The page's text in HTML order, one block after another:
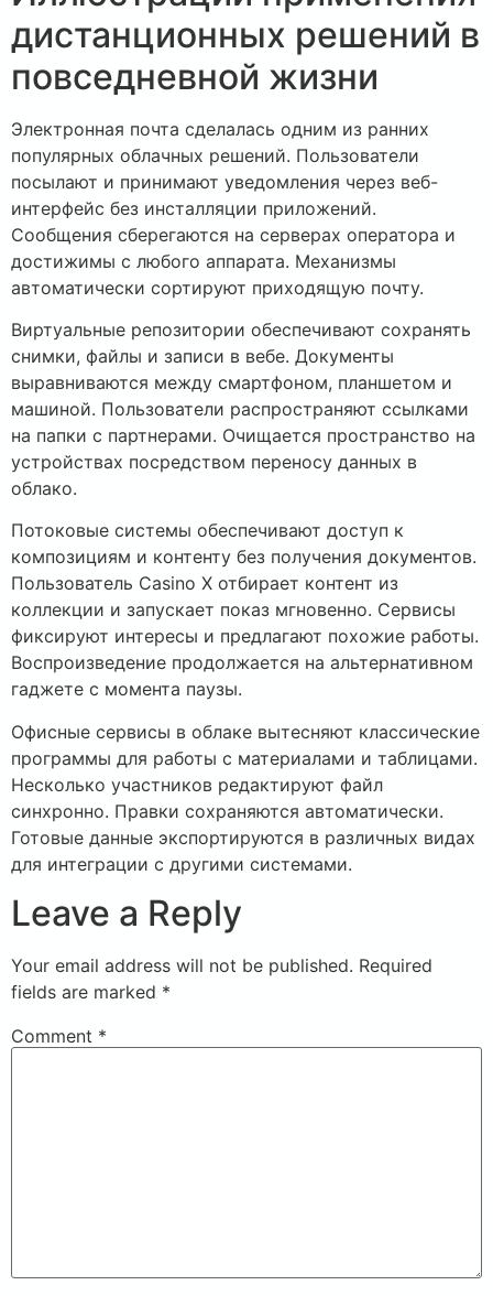
дистанционных решений в
повседневной жизни
Электронная почта сделалась одним из ранних
популярных облачных решений. Пользователи
посылают и принимают уведомления через веб-
интерфейс без инсталляции приложений.
Сообщения сберегаются на серверах оператора и
достижимы с любого аппарата. Механизмы
автоматически сортируют приходящую почту.
Виртуальные репозитории обеспечивают сохранять
снимки, файлы и записи в вебе. Документы
выравниваются между смартфоном, планшетом и
машиной. Пользователи распространяют ссылками
на папки с партнерами. Очищается пространство на
устройствах посредством переносу данных в
облако.
Потоковые системы обеспечивают доступ к
композициям и контенту без получения документов.
Пользователь Casino X отбирает контент из
коллекции и запускает показ мгновенно. Сервисы
фиксируют интересы и предлагают похожие работы.
Воспроизведение продолжается на альтернативном
гаджете с момента паузы.
Офисные сервисы в облаке вытесняют классические
программы для работы с материалами и таблицами.
Несколько участников редактируют файл
синхронно. Правки сохраняются автоматически.
Готовые данные экспортируются в различных видах
для интеграции с другими системами.
Leave a Reply
Your email address will not be published. Required
fields are marked *
Comment *